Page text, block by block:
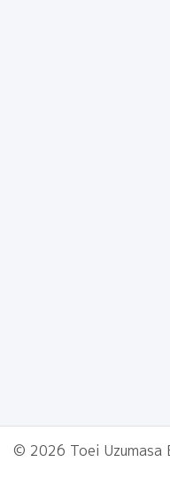
© 2026 Toei Uzumasa